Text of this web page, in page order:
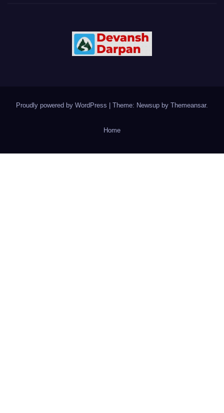
Proudly powered by WordPress Theme: Newsup by Themeansar.
Home